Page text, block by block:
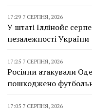
17:29 7 СЕРПНЯ, 2026
У штаті Іллінойс
незалежності України
17:25 7 СЕРПНЯ, 2026
Росіяни атакували
пошкоджено
17:05 7 СЕРПНЯ, 2026